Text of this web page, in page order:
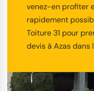
venez-en profiter
rapidement
Toiture 31 pour
devis à Azas dans